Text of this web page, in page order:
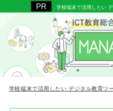
学校端末で活用したい
学校端末で活用したい デジタル教育ツ